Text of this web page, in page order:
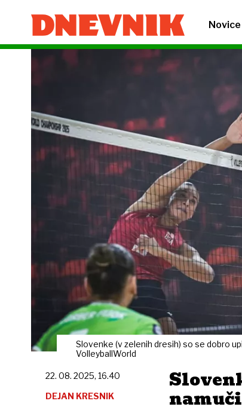
Novice
Slovenke (v zelenih dresih) so se dobro
VolleyballWorld
22. 08. 2025, 16.40
DEJAN KRESNIK